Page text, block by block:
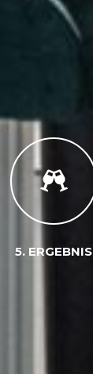
5. ERGEBNIS